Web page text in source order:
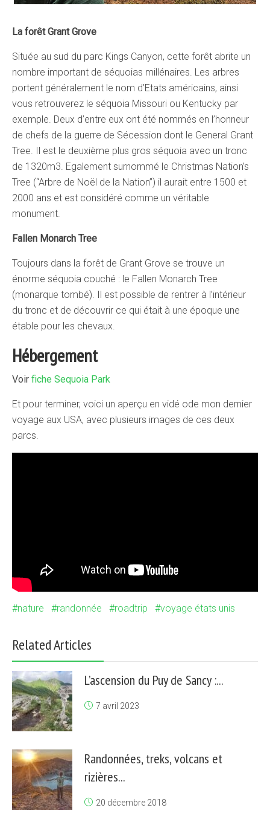
La forêt Grant Grove
Située au sud du parc Kings Canyon, cette forêt abrite un
nombre important de séquoias millénaires. Les arbres
portent généralement le nom d’Etats américains, ainsi
vous retrouverez le séquoia Missouri ou Kentucky par
exemple. Deux d’entre eux ont été nommés en l’honneur
de chefs de la guerre de Sécession dont le General Grant
Tree. Il est le deuxième plus gros séquoia avec un tronc
de 1320m3. Egalement surnommé le Christmas Nation’s
Tree (“Arbre de Noël de la Nation”) il aurait entre 1500 et
2000 ans et est considéré comme un véritable
monument.
Fallen Monarch Tree
Toujours dans la forêt de Grant Grove se trouve un
énorme séquoia couché : le Fallen Monarch Tree
(monarque tombé). Il est possible de rentrer à l’intérieur
du tronc et de découvrir ce qui était à une époque une
étable pour les chevaux.
Hébergement
Voir fiche Sequoia Park
Et pour terminer, voici un aperçu en vidé ode mon dernier
voyage aux USA, avec plusieurs images de ces deux
parcs.
nature randonnée roadtrip voyage états unis
Related Articles
L’ascension du Puy de Sancy :...
7 avril 2023
Randonnées, treks, volcans et
rizières...
20 décembre 2018